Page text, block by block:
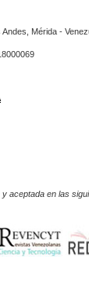
Mérida -
aceptada en las